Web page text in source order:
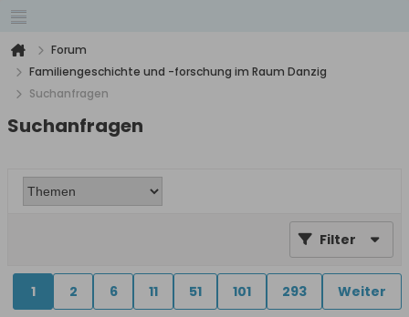
Forum
Familiengeschichte und -forschung im Raum Danzig
Suchanfragen
Suchanfragen
Filter
1 2 6 11 51 101 293 Weiter